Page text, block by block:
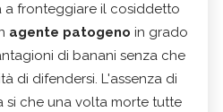
fronteggiare il cosiddetto
agente patogeno in grado
di banani senza che
di difendersi. L'assenza di
si che una volta morte tutte